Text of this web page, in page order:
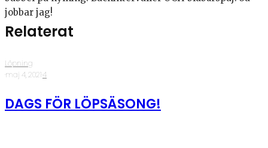
jobbar jag!
Relaterat
Löpning
·maj 4, 2021·4
DAGS FÖR LÖPSÄSONG!